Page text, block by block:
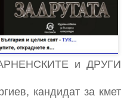
и ДРУГИ
кандидат за кмет